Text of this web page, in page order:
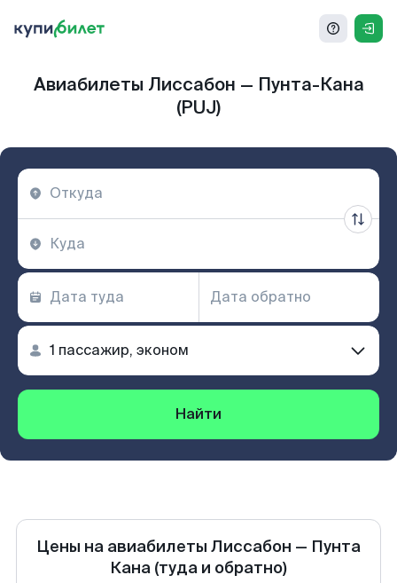
Авиабилеты Лиссабон — Пунта-Кана
(PUJ)
Найти
Цены на авиабилеты Лиссабон — Пунта
Кана (туда и обратно)